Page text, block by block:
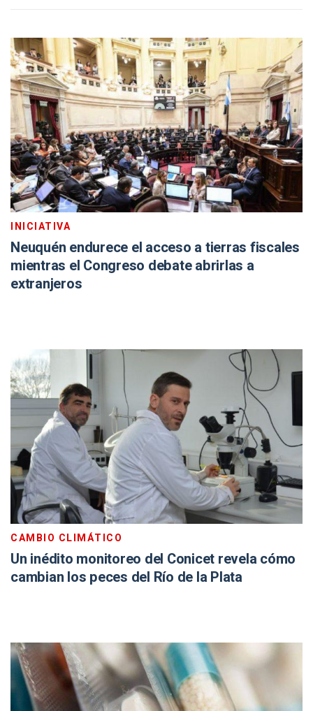
INICIATIVA
Neuquén endurece el acceso a tierras fiscales
mientras el Congreso debate abrirlas a
extranjeros
CAMBIO CLIMÁTICO
Un inédito monitoreo del Conicet revela cómo
cambian los peces del Río de la Plata